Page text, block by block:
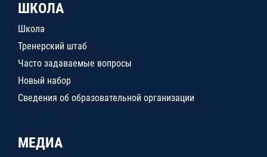
ШКОЛА
Школа
Тренерский штаб
Часто задаваемые вопросы
Новый набор
Сведения об образовательной организации
МЕДИА